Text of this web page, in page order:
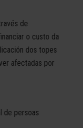
de
o custo da
dos topes
afectadas por
de persoas